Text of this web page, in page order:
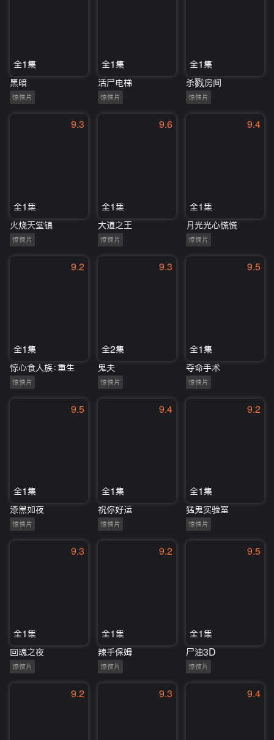
全1集
黑暗
惊悚片
全1集
活尸电梯
惊悚片
全1集
杀戮房间
惊悚片
9.3
全1集
火烧天堂镇
惊悚片
9.6
全1集
大道之王
惊悚片
9.4
全1集
月光光心慌慌
惊悚片
9.2
全1集
惊心食人族：重生
惊悚片
9.3
全2集
鬼夫
惊悚片
9.5
全1集
夺命手术
惊悚片
9.5
全1集
漆黑如夜
惊悚片
9.4
全1集
祝你好运
惊悚片
9.2
全1集
猛鬼实验室
惊悚片
9.3
全1集
回魂之夜
惊悚片
9.2
全1集
辣手保姆
惊悚片
9.5
全1集
尸油3D
惊悚片
9.2 9.3 9.4